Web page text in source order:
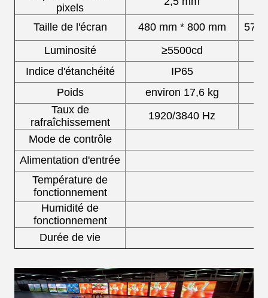
pixels
Taille de l'écran 480 mm * 800 mm
576
Luminosité
≥5500cd
Indice d'étanchéité
IP65
Poids
environ 17,6 kg
Taux de
rafraîchissement
1920/3840 Hz
Mode de contrôle
Alimentation d'entrée
Température de
fonctionnement
Humidité de
fonctionnement
Durée de vie